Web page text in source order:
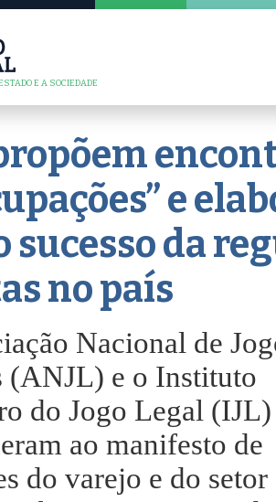
E A SOCIEDADE
e
sucesso da
no país
Nacional de
(ANJL) e o Instituto
do Jogo Legal (IJL)
ao manifesto de
do varejo e do setor